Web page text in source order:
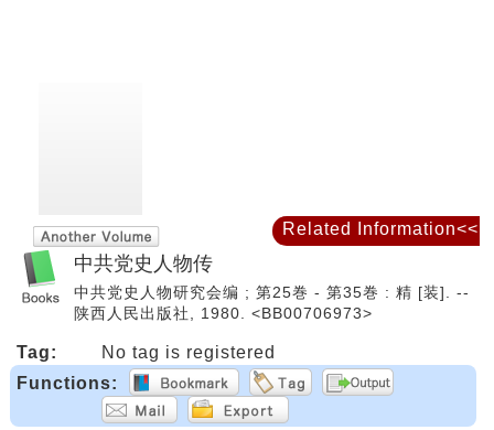
中共党史人物传
中共党史人物研究会编 ; 第25巻 - 第35巻 : 精 [装]. --
陕西人民出版社, 1980. <BB00706973>
Tag:
No tag is registered
Functions:
Related Information<<